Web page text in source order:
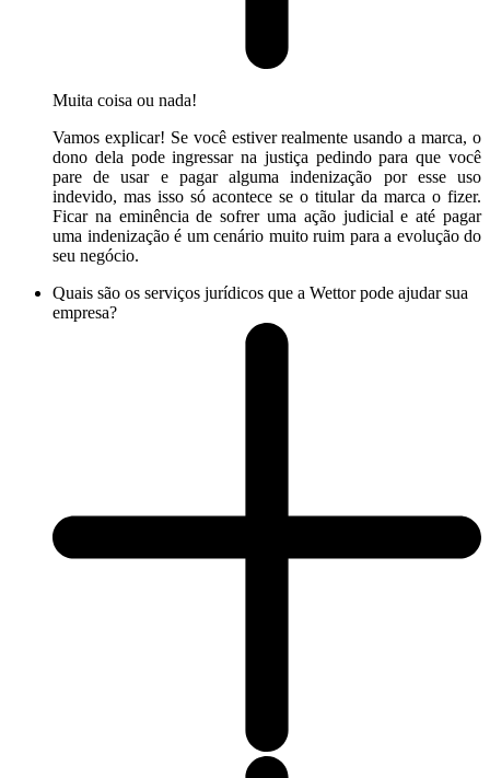
Muita coisa ou nada!
Vamos explicar! Se você estiver realmente usando a marca, o
dono dela pode ingressar na justiça pedindo para que você
pare de usar e pagar alguma indenização por esse uso
indevido, mas isso só acontece se o titular da marca o fizer.
Ficar na eminência de sofrer uma ação judicial e até pagar
uma indenização é um cenário muito ruim para a evolução do
seu negócio.
Quais são os serviços jurídicos que a Wettor pode ajudar sua
empresa?